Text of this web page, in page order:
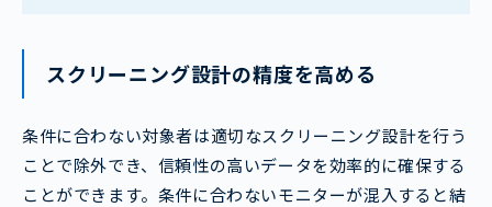
スクリーニング設計の精度を高める
条件に合わない対象者は適切なスクリーニング設計を行う
ことで除外でき、信頼性の高いデータを効率的に確保する
ことができます。条件に合わないモニターが混入すると結